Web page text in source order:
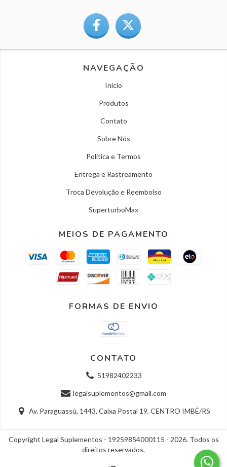
NAVEGAÇÃO
Início
Produtos
Contato
Sobre Nós
Política e Termos
Entrega e Rastreamento
Troca Devolução e Reembolso
SuperturboMax
MEIOS DE PAGAMENTO
FORMAS DE ENVIO
CONTATO
51982402233
legalsuplementos@gmail.com
Av. Paraguassú, 1443, Caixa Postal 19, CENTRO IMBÉ/RS
Copyright Legal Suplementos - 19259854000115 - 2026. Todos os
direitos reservados.